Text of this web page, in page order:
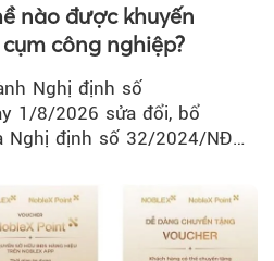
nào được khuyến
công nghiệp?
Nghị định số
1/8/2026 sửa đổi, bổ
Nghị định số 32/2024/NĐ-